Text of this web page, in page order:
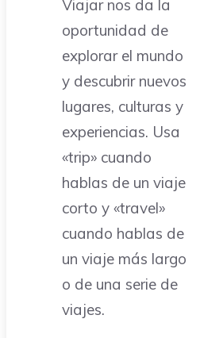
Viajar nos da la
oportunidad de
explorar el mundo
y descubrir nuevos
lugares, culturas y
experiencias. Usa
«trip» cuando
hablas de un viaje
corto y «travel»
cuando hablas de
un viaje más largo
o de una serie de
viajes.